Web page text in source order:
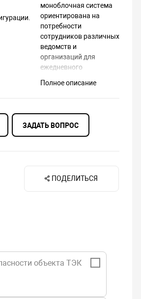
моноблочная система
ориентирована на
потребности
сотрудников различных
ведомств и
организаций для
ежедневного
Полное описание
ЗАДАТЬ ВОПРОС
ПОДЕЛИТЬСЯ
объекта ТЭК